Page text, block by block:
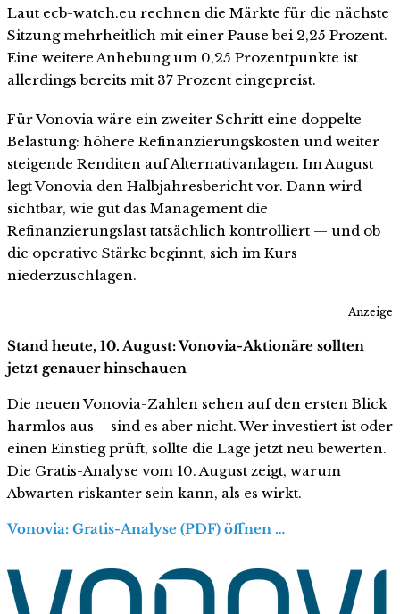
Laut ecb-watch.eu rechnen die Märkte für die nächste
Sitzung mehrheitlich mit einer Pause bei 2,25 Prozent.
Eine weitere Anhebung um 0,25 Prozentpunkte ist
allerdings bereits mit 37 Prozent eingepreist.
Für Vonovia wäre ein zweiter Schritt eine doppelte
Belastung: höhere Refinanzierungskosten und weiter
steigende Renditen auf Alternativanlagen. Im August
legt Vonovia den Halbjahresbericht vor. Dann wird
sichtbar, wie gut das Management die
Refinanzierungslast tatsächlich kontrolliert — und ob
die operative Stärke beginnt, sich im Kurs
niederzuschlagen.
Anzeige
Stand heute, 10. August: Vonovia-Aktionäre sollten
jetzt genauer hinschauen
Die neuen Vonovia-Zahlen sehen auf den ersten Blick
harmlos aus – sind es aber nicht. Wer investiert ist oder
einen Einstieg prüft, sollte die Lage jetzt neu bewerten.
Die Gratis-Analyse vom 10. August zeigt, warum
Abwarten riskanter sein kann, als es wirkt.
Vonovia: Gratis-Analyse (PDF) öffnen …